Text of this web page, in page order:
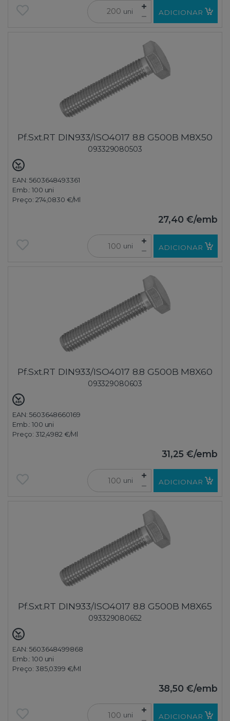
uni ADICIONAR
Pf.Sxt.RT DIN933/ISO4017 8.8 G500B M8X50
093329080503
EAN: 5603648493361
Emb.:100 uni
Preço: 274,0830 €/Ml
27,40 €/emb
uni ADICIONAR
Pf.Sxt.RT DIN933/ISO4017 8.8 G500B M8X60
093329080603
EAN: 5603648660169
Emb.:100 uni
Preço: 312,4982 €/Ml
31,25 €/emb
uni ADICIONAR
Pf.Sxt.RT DIN933/ISO4017 8.8 G500B M8X65
093329080652
EAN: 5603648499868
Emb.:100 uni
Preço: 385,0399 €/Ml
38,50 €/emb
uni ADICIONAR